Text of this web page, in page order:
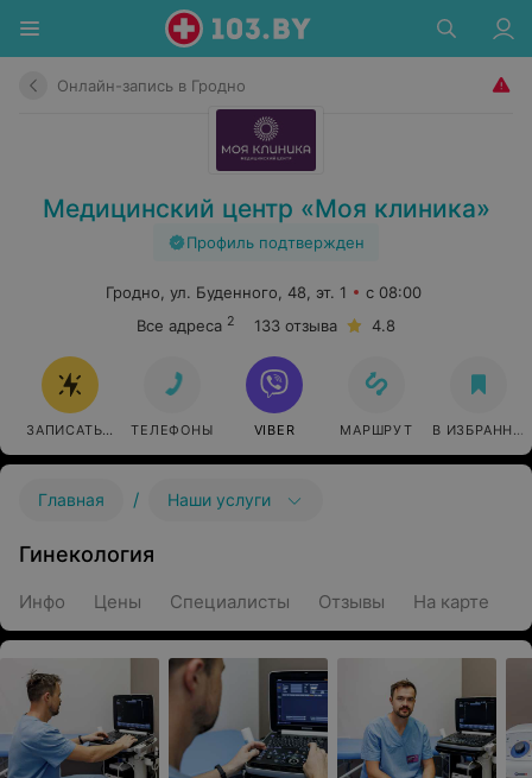
Онлайн-запись в Гродно
Медицинский центр «Моя клиника»
Профиль подтвержден
Гродно, ул. Буденного, 48, эт. 1
с 08:00
Все адреса 2 133 отзыва 4.8
ЗАПИСАТЬСЯ ОНЛАЙН
ТЕЛЕФОНЫ VIBER МАРШРУТ В ИЗБРАННОЕ
Главная / Наши услуги
Гинекология
Инфо Цены Специалисты Отзывы На карте